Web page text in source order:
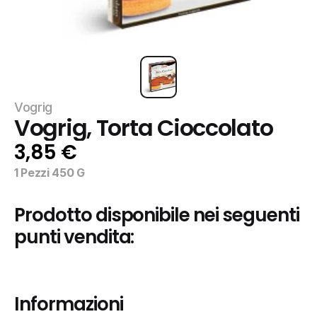
Vogrig
Vogrig, Torta Cioccolato
3,85 €
1 Pezzi 450 G
Prodotto disponibile nei seguenti
punti vendita:
Informazioni